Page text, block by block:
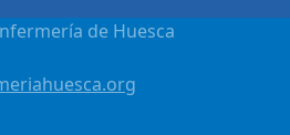
de Huesca